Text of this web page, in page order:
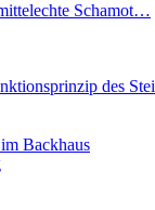
Schamot…
des
Backhaus